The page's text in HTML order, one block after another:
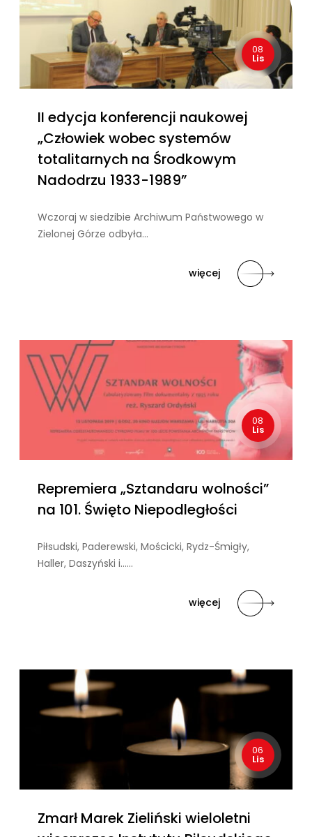
08
Lis
II edycja konferencji naukowej
„Człowiek wobec systemów
totalitarnych na Środkowym
Nadodrzu 1933-1989”
Wczoraj w siedzibie Archiwum Państwowego w
Zielonej Górze odbyła…
więcej
08
Lis
Repremiera „Sztandaru wolności”
na 101. Święto Niepodległości
Piłsudski, Paderewski, Mościcki, Rydz-Śmigły,
Haller, Daszyński i……
więcej
06
Lis
Zmarł Marek Zieliński wieloletni